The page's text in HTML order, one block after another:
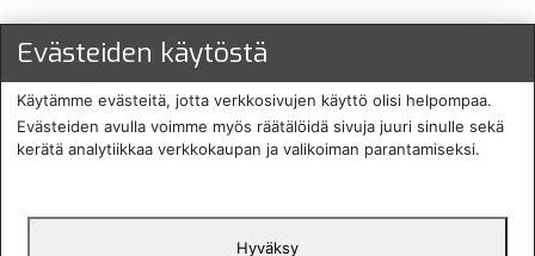
Maksu- ja toimitustavat
Evästeiden käytöstä
Käytämme evästeitä, jotta verkkosivujen käyttö olisi helpompaa.
Evästeiden avulla voimme myös räätälöidä sivuja juuri sinulle sekä
kerätä analytiikkaa verkkokaupan ja valikoiman parantamiseksi.
Hyväksy